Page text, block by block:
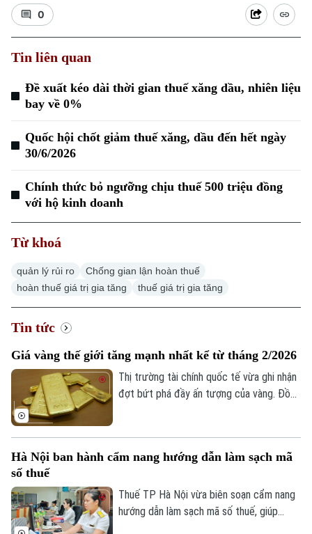
0
Tin liên quan
Đề xuất kéo dài thời gian thuế xăng dầu, nhiên liệu
bay về 0%
Quốc hội chốt giảm thuế xăng, dầu đến hết ngày
30/6/2026
Chính thức bỏ ngưỡng chịu thuế 500 triệu đồng
với hộ kinh doanh
Từ khoá
quản lý rủi ro
Chống gian lận hoàn thuế
hoàn thuế giá trị gia tăng
thuế giá trị gia tăng
Tin tức
Giá vàng thế giới tăng mạnh nhất kể từ tháng 2/2026
Thị trường tài chính quốc tế vừa ghi nhận
đợt bứt phá đầy ấn tượng của vàng. Đồng
cho là các yếu tố làm thay đổi tâm lý của
Hà Nội ban hành cẩm nang hướng dẫn làm sạch mã
số thuế
Thuế TP Hà Nội vừa biên soạn cẩm nang
hướng dẫn làm sạch mã số thuế, giúp